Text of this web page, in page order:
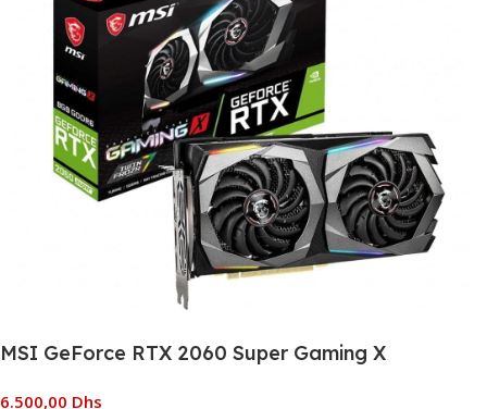
MSI GeForce RTX 2060 Super Gaming X
6.500,00 Dhs